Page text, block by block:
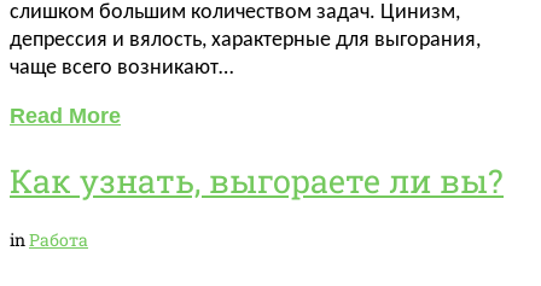
слишком большим количеством задач. Цинизм,
депрессия и вялость, характерные для выгорания,
чаще всего возникают…
Read More
Как узнать, выгораете ли вы?
inРабота